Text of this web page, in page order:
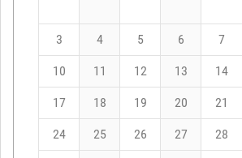
3 4 5 6 7
10 11 12 13 14
17 18 19 20 21
24 25 26 27 28